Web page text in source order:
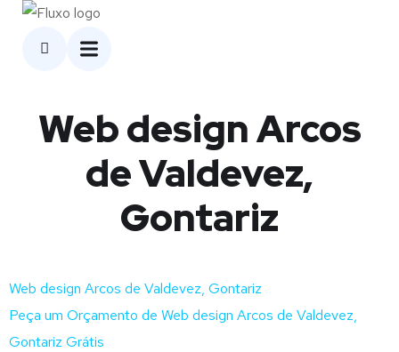
Web design Arcos
de Valdevez,
Gontariz
Web design Arcos de Valdevez, Gontariz
Peça um Orçamento de Web design Arcos de Valdevez,
Gontariz Grátis